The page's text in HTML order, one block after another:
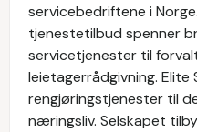
servicebedriftene i
tjenestetilbud spenner
servicetjenester til
leietagerrådgivning. Elite
rengjøringstjenester til
næringsliv. Selskapet